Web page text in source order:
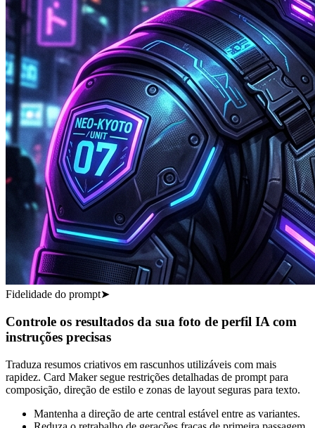
Fidelidade do prompt➤
Controle os resultados da sua foto de perfil IA com
instruções precisas
Traduza resumos criativos em rascunhos utilizáveis com mais
rapidez. Card Maker segue restrições detalhadas de prompt para
composição, direção de estilo e zonas de layout seguras para texto.
Mantenha a direção de arte central estável entre as variantes.